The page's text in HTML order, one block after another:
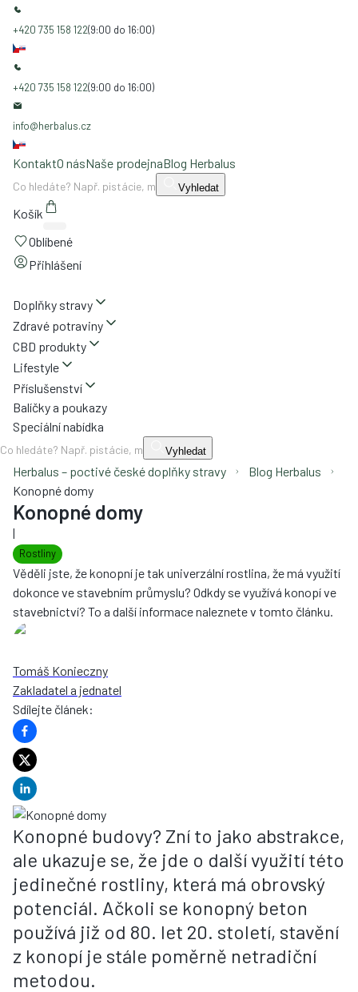
+420 735 158 122(9:00 do 16:00)
+420 735 158 122(9:00 do 16:00)
info@herbalus.cz
KontaktO násNaše prodejnaBlog Herbalus
Vyhledat
Košík
Oblíbené
Přihlášení
Doplňky stravy
Zdravé potraviny
CBD produkty
Lifestyle
Příslušenství
Balíčky a poukazy
Speciální nabídka
Vyhledat
Herbalus – poctivé české doplňky stravy
Blog Herbalus
Konopné domy
Konopné domy
|
Rostliny
Věděli jste, že konopní je tak univerzální rostlina, že má využití
dokonce ve stavebním průmyslu? Odkdy se využívá konopí ve
stavebnictví? To a další informace naleznete v tomto článku.
Tomáš Konieczny
Zakladatel a jednatel
Sdílejte článek:
Konopné budovy? Zní to jako abstrakce,
ale ukazuje se, že jde o další využití této
jedinečné rostliny, která má obrovský
potenciál. Ačkoli se konopný beton
používá již od 80. let 20. století, stavění
z konopí je stále poměrně netradiční
metodou.